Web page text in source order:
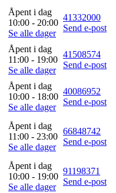
Åpent i dag
10:00 - 20:00
Se alle dager
41332000
Send e-post
Åpent i dag
11:00 - 19:00
Se alle dager
41508574
Send e-post
Åpent i dag
10:00 - 18:00
Se alle dager
40086952
Send e-post
Åpent i dag
11:00 - 23:00
Se alle dager
66848742
Send e-post
Åpent i dag
10:00 - 19:00
Se alle dager
91198371
Send e-post